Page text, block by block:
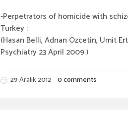
-Perpetrators of homicide with
Turkey :
(Hasan Belli, Adnan Ozcetin, Umit
Psychiatry 23 April 2009 )
29 Aralık 2012 0 comments